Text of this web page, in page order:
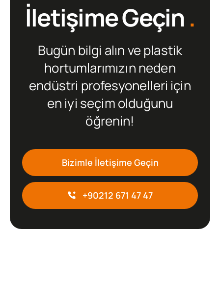
İletişime Geçin.
Bugün bilgi alın ve plastik
hortumlarımızın neden
endüstri profesyonelleri için
en iyi seçim olduğunu
öğrenin!
Bizimle İletişime Geçin
+90212 671 47 47